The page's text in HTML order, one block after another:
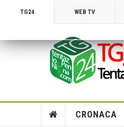
TG24 WEB TV
CRONACA